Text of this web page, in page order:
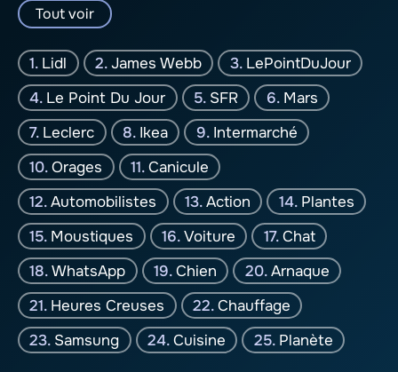
Tout voir
Lidl James Webb
LePointDuJour
Le Point Du Jour
SFR
Mars
Leclerc
Ikea
Intermarché
Orages
Canicule
Automobilistes
Action
Plantes
Moustiques
Voiture
Chat
WhatsApp
Chien
Arnaque
Heures Creuses
Chauffage
Samsung
Cuisine Planète